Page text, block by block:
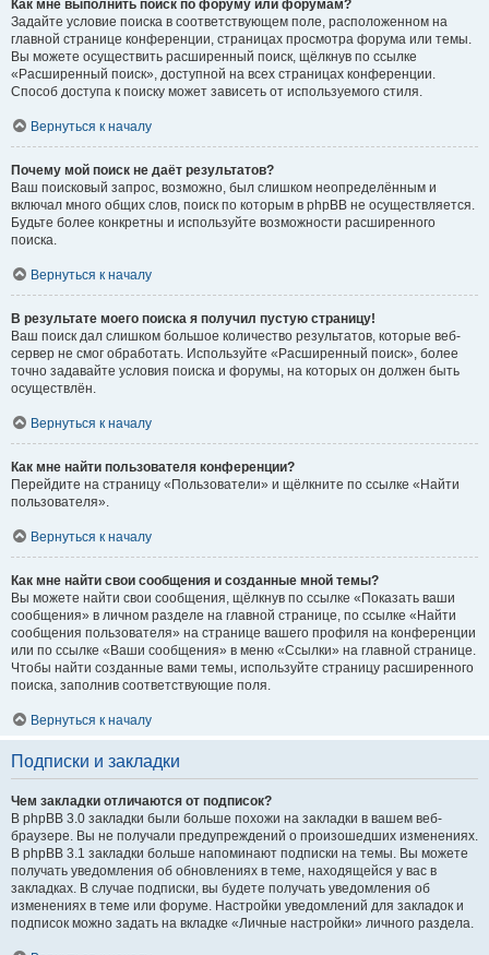
Как мне выполнить поиск по форуму или форумам?
Задайте условие поиска в соответствующем поле, расположенном на
главной странице конференции, страницах просмотра форума или темы.
Вы можете осуществить расширенный поиск, щёлкнув по ссылке
«Расширенный поиск», доступной на всех страницах конференции.
Способ доступа к поиску может зависеть от используемого стиля.
Вернуться к началу
Почему мой поиск не даёт результатов?
Ваш поисковый запрос, возможно, был слишком неопределённым и
включал много общих слов, поиск по которым в phpBB не осуществляется.
Будьте более конкретны и используйте возможности расширенного
поиска.
Вернуться к началу
В результате моего поиска я получил пустую страницу!
Ваш поиск дал слишком большое количество результатов, которые веб-
сервер не смог обработать. Используйте «Расширенный поиск», более
точно задавайте условия поиска и форумы, на которых он должен быть
осуществлён.
Вернуться к началу
Как мне найти пользователя конференции?
Перейдите на страницу «Пользователи» и щёлкните по ссылке «Найти
пользователя».
Вернуться к началу
Как мне найти свои сообщения и созданные мной темы?
Вы можете найти свои сообщения, щёлкнув по ссылке «Показать ваши
сообщения» в личном разделе на главной странице, по ссылке «Найти
сообщения пользователя» на странице вашего профиля на конференции
или по ссылке «Ваши сообщения» в меню «Ссылки» на главной странице.
Чтобы найти созданные вами темы, используйте страницу расширенного
поиска, заполнив соответствующие поля.
Вернуться к началу
Подписки и закладки
Чем закладки отличаются от подписок?
В phpBB 3.0 закладки были больше похожи на закладки в вашем веб-
браузере. Вы не получали предупреждений о произошедших изменениях.
В phpBB 3.1 закладки больше напоминают подписки на темы. Вы можете
получать уведомления об обновлениях в теме, находящейся у вас в
закладках. В случае подписки, вы будете получать уведомления об
изменениях в теме или форуме. Настройки уведомлений для закладок и
подписок можно задать на вкладке «Личные настройки» личного раздела.